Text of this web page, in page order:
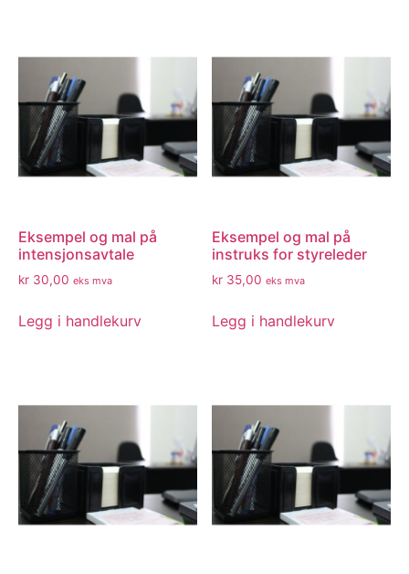
Eksempel og mal på
intensjonsavtale
kr 30,00 eks mva
Legg i handlekurv
Eksempel og mal på
instruks for styreleder
kr 35,00 eks mva
Legg i handlekurv